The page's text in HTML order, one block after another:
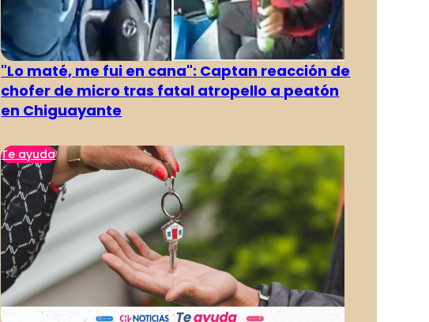
"Lo maté, me fui en cana": Captan reacción de
chofer de micro tras fatal atropello a peatón
en Chiguayante
Te ayuda